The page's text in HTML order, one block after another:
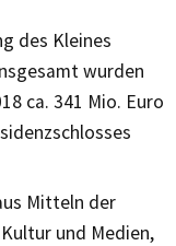
des Kleines
wurden
ca. 341 Mio. Euro
Mitteln der
und Medien,